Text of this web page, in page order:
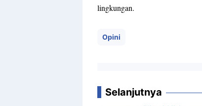
lingkungan.
Opini
Selanjutnya